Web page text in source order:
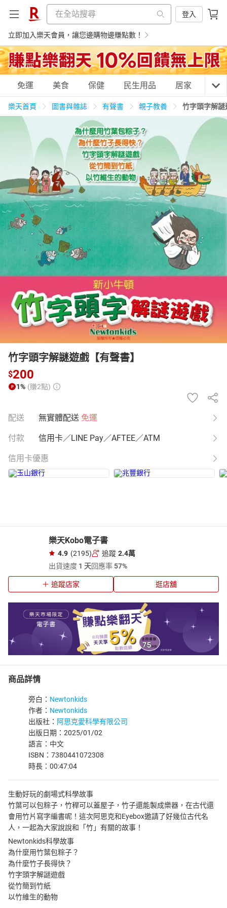
登入
立即加入樂天會員，讓您邊購物邊賺點數！
購物網分類
天天免運 美食蛋糕 養生保健 民生用品
居家生活 3C家電 運動休閒 親子玩具
女裝 化妝保養 情趣用品
日本購物 電子/紙本書
HOT
免運 美食 保健 民生用品 居家 3C
樂天首頁 圖書與雜誌 有聲書 親子教養 竹字頭字解
竹字頭字解謎遊戲【有聲書】
$200
1% (賺2點)
配送 無實體配送 免運
付款 信用卡／LINE Pay／AFTEE／ATM
信用卡優惠
樂天Kobo電子書
4.9 (2195) 追蹤 2.4萬
出貨速度 1 天回應率57%
追蹤店家 逛店舖
商品詳情
旁白： Newtonkids
作者： Newtonkids
出版社： 阿思克愛科學有限公司
出版日期：2025/01/02
語言：中文
ISBN：7380441072308
時長：00:47:04
生動好玩的劇場式科學故事
竹葉可以包粽子，竹稈可以蓋屋子，竹子還能製成樂器，在古代還
會用竹片寫字編書呢！這次阿思克和Eyebox邀請了好幾位古代名
人，一起為大家說說和「竹」有關的故事！
Newtonkids科學故事
為什麼用竹葉包粽子？
為什麼竹子長得快？
竹字頭字解謎遊戲
從竹簡到竹紙
以竹維生的動物